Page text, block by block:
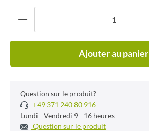
Ajouter au panier
Question sur le produit?
+49 371 240 80 916
Lundi - Vendredi 9 - 16 heures
Question sur le produit